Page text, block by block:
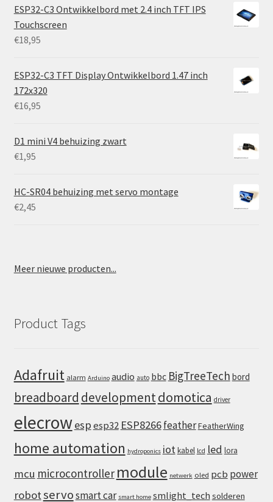
ESP32-C3 Ontwikkelbord met 2.4 inch TFT IPS
Touchscreen
€18,95
ESP32-C3 TFT Display Ontwikkelbord 1.47 inch
172x320
€16,95
D1 mini V4 behuizing zwart
€1,95
HC-SR04 behuizing met servo montage
€2,45
Meer nieuwe producten...
Product Tags
Adafruit alarm Arduino audio auto bbc BigTreeTech bord
breadboard developmentdomotica driver
elecrowespesp32 ESP8266featherFeatherWing
home automation hydroponics iot kabel lcd led lora
mcu microcontroller module netwerk oled pcb power
robotservosmart car smart home smlight_tech solderen